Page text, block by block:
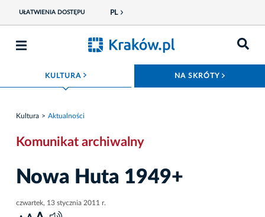
UŁATWIENIA DOSTĘPU PL
KULTURA ROZWIŃ MENU NA SKRÓTY
Kultura Aktualności
Komunikat archiwalny
Nowa Huta 1949+
czwartek, 13 stycznia 2011 r.